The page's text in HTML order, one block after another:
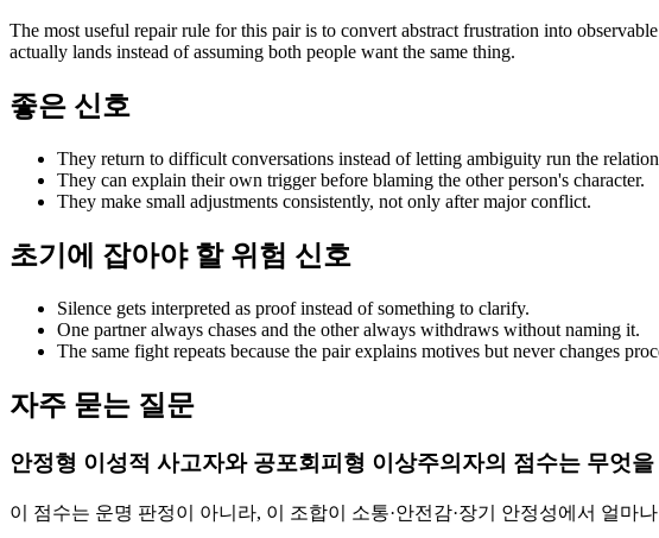
The most useful repair rule for this pair is to convert abstract frustration into
actually lands instead of assuming both people want the same thing.
좋은 신호
They return to difficult conversations instead of letting ambiguity run the
They can explain their own trigger before blaming the other person's character.
They make small adjustments consistently, not only after major conflict.
초기에 잡아야 할 위험 신호
Silence gets interpreted as proof instead of something to clarify.
One partner always chases and the other always withdraws without naming it.
The same fight repeats because the pair explains motives but never changes
자주 묻는 질문
안정형 이성적 사고자와 공포회피형 이상주의자의 점수는 무엇
이 점수는 운명 판정이 아니라, 이 조합이 소통·안전감·장기 안정성에서 얼마